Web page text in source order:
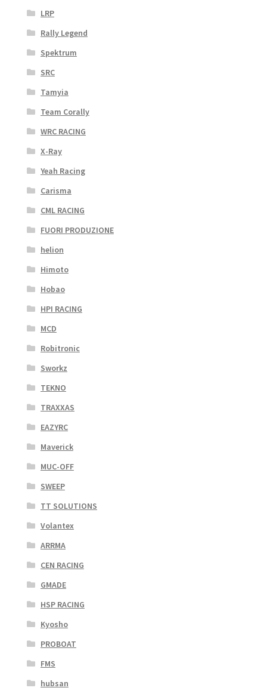
LRP
Rally Legend
Spektrum
SRC
Tamyia
Team Corally
WRC RACING
X-Ray
Yeah Racing
Carisma
CML RACING
FUORI PRODUZIONE
helion
Himoto
Hobao
HPI RACING
MCD
Robitronic
Sworkz
TEKNO
TRAXXAS
EAZYRC
Maverick
MUC-OFF
SWEEP
TT SOLUTIONS
Volantex
ARRMA
CEN RACING
GMADE
HSP RACING
Kyosho
PROBOAT
FMS
hubsan